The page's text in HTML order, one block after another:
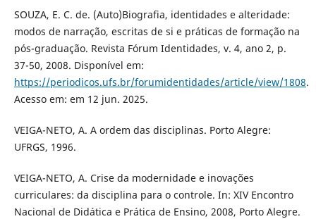
SOUZA, E. C. de. (Auto)Biografia, identidades e alteridade:
modos de narração, escritas de si e práticas de formação na
pós-graduação. Revista Fórum Identidades, v. 4, ano 2, p.
37-50, 2008. Disponível em:
https://periodicos.ufs.br/forumidentidades/article/view/1808.
Acesso em: em 12 jun. 2025.
VEIGA-NETO, A. A ordem das disciplinas. Porto Alegre:
UFRGS, 1996.
VEIGA-NETO, A. Crise da modernidade e inovações
curriculares: da disciplina para o controle. In: XIV Encontro
Nacional de Didática e Prática de Ensino, 2008, Porto Alegre.